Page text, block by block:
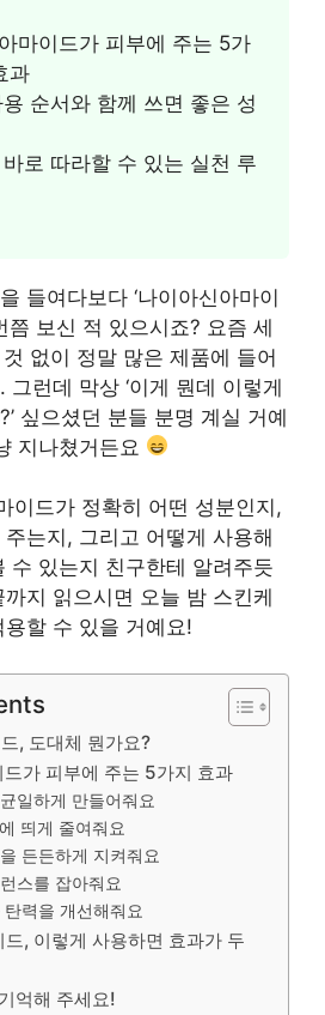
마이드가 피부에 주는 5가
과
순서와 함께 쓰면 좋은 성
로 따라할 수 있는 실천 루
들여다보다 ‘나이아신아마이
쯤 보신 적 있으시죠? 요즘 세
없이 정말 많은 제품에 들어
그런데 막상 ‘이게 뭔데 이렇게
싶으셨던 분들 분명 계실 거예
지나쳤거든요
이드가 정확히 어떤 성분인지,
는지, 그리고 어떻게 사용해
수 있는지 친구한테 알려주듯
지 읽으시면 오늘 밤 스킨케
할 수 있을 거예요!
, 도대체 뭔가요?
가 피부에 주는 5가지 효과
일하게 만들어줘요
띄게 줄여줘요
든든하게 지켜줘요
스를 잡아줘요
력을 개선해줘요
, 이렇게 사용하면 효과가 두
억해 주세요!